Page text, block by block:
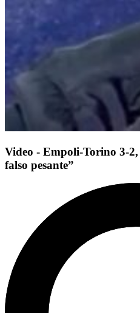
Video - Empoli-Torino 3-
falso pesante”